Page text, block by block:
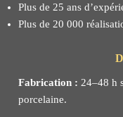
Plus de 25 ans
Plus de 20 000
Fabrication : 24–48 h
porcelaine.